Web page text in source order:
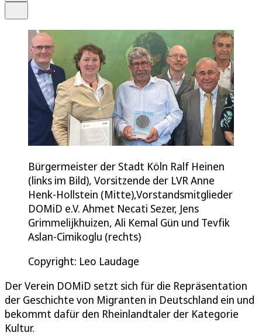
Bürgermeister der Stadt Köln Ralf Heinen
(links im Bild), Vorsitzende der LVR Anne
Henk-Hollstein (Mitte),Vorstandsmitglieder
DOMiD e.V. Ahmet Necati Sezer, Jens
Grimmelijkhuizen, Ali Kemal Gün und Tevfik
Aslan-Cimikoglu (rechts)
Copyright: Leo Laudage
Der Verein DOMiD setzt sich für die Repräsentation
der Geschichte von Migranten in Deutschland ein und
bekommt dafür den Rheinlandtaler der Kategorie
Kultur.